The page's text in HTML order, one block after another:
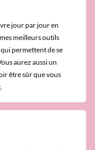
jour par jour en
meilleurs outils
permettent de se
aurez aussi un
être sûr que vous